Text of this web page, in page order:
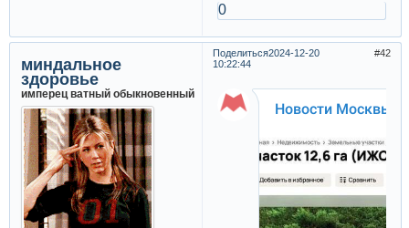
0
Поделиться 42
2024-12-20
10:22:44
миндальное
здоровье
имперец ватный обыкновенный